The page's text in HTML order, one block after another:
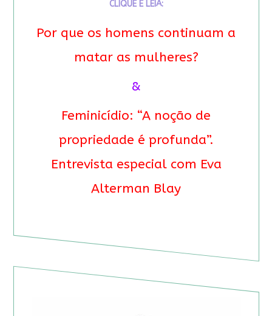
CLIQUE E LEIA:
Por que os homens continuam a
matar as mulheres?
&
Feminicídio: “A noção de
propriedade é profunda”.
Entrevista especial com Eva
Alterman Blay